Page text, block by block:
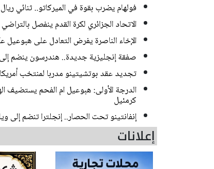
فولهام يضرب بقوة في الميركاتو.. ثنائي
الاتحاد الجزائري لكرة القدم ينفصل
الإخاء الناصرة يفرض التعادل على هبوعيل
صفقة إنجليزية جديدة.. هندرسون ينضم
تجديد عقد بوتشيتينو مدربا لمنتخب أمريكا
الدرجة الأولى: هبوعيل ام الفحم
كرمئيل
إنفانتينو تحت الحصار.. إنجلترا تنضم إلى
إعلانات